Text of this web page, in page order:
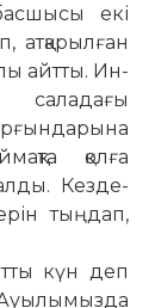
екі
атқарылған
айтты. Ин­­
са­ла­дағы
қолға
Кезде­
тыңдап,
күн деп